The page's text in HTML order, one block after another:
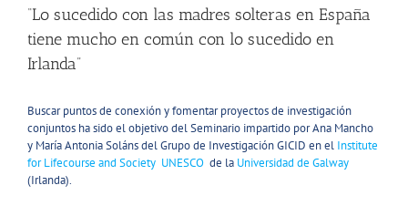
“Lo sucedido con las madres solteras en España
tiene mucho en común con lo sucedido en
Irlanda”
Buscar puntos de conexión y fomentar proyectos de investigación
conjuntos ha sido el objetivo del Seminario impartido por Ana Mancho
y María Antonia Soláns del Grupo de Investigación GICID en el Institute
for Lifecourse and Society UNESCO de la Universidad de Galway
(Irlanda).